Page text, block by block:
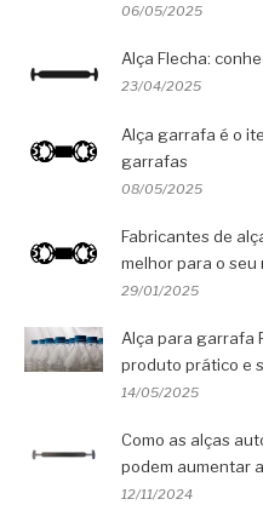
06/05/2025
Alça Flecha:
23/04/2025
Alça garrafa é o
garrafas
08/05/2025
Fabricantes de
melhor para o seu
29/01/2025
Alça para garrafa
produto prático e
14/05/2025
Como as alças
podem aumentar
12/11/2024